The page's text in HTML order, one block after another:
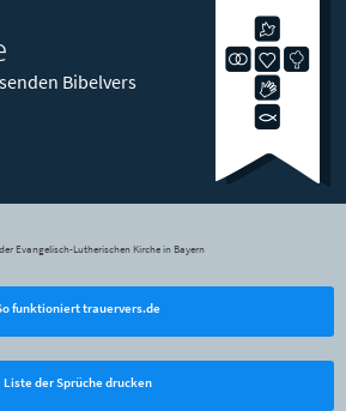
Bibelvers
Evangelisch-Lutherischen Kirche in Bayern
funktioniert trauervers.de
Liste der Sprüche drucken